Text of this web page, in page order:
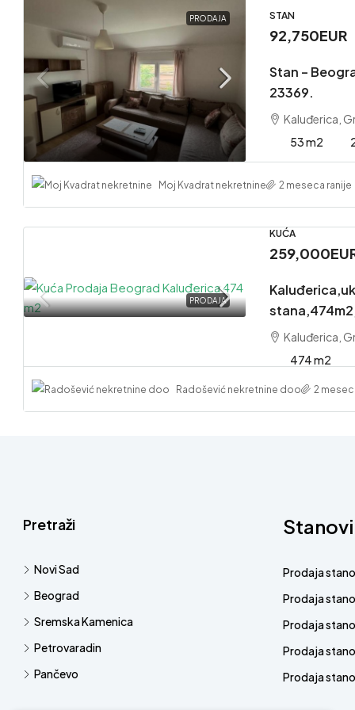
PRODAJA STAN
92,750EUR
Stan –
23369.
Kaluđerica,
53 m2
Moj Kvadrat nekretnine 2 meseca ranije
PRODAJA
KUĆA
Kaluđerica,
474 m2
Radošević nekretnine doo 2
Pretraži
Novi Sad
Beograd
Sremska Kamenica
Petrovaradin
Pančevo
Stanovi
Prodaja
Prodaja
Prodaja
Prodaja
Prodaja